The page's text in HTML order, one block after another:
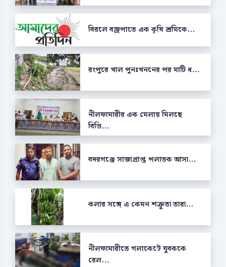
বিরলে বজ্রপাতে এক কৃষি শ্রমিকে...
রংপুরে খাল পুনঃখননের পর মাটি ধ...
নীলফামারীর এক মেলায় মিলছে
বিভি...
বদরগঞ্জে সাজাপ্রাপ্ত পলাতক আসা...
কলার সঙ্গে এ কেমন শক্রুতা তারা...
নীলফামারীতে গলাকেটে যুবককে
রেল...